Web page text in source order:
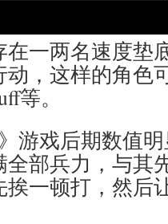
一两名速度垫
，这样的角色
等。
游戏后期数值
部兵力，与其
一顿打，然后